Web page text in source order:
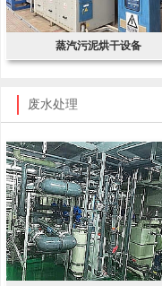
蒸汽污泥烘干设备
废水处理